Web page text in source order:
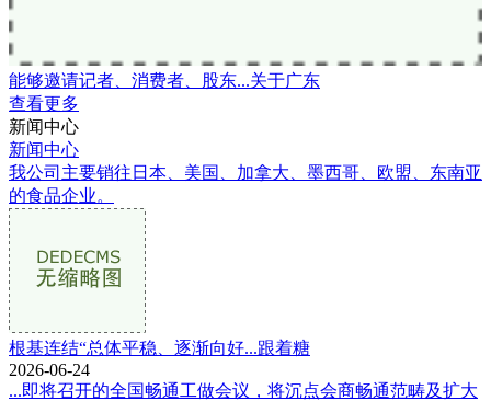
能够邀请记者、消费者、股东...关于广东
查看更多
新闻中心
新闻中心
我公司主要销往日本、美国、加拿大、墨西哥、欧盟、东南亚
的食品企业。
根基连结“总体平稳、逐渐向好...跟着糖
2026-06-24
...即将召开的全国畅通工做会议，将沉点会商畅通范畴及扩大